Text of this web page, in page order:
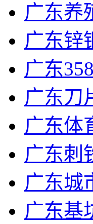
广东养
广东锌
广东
广东刀
广东体
广东刺
广东城
广东基